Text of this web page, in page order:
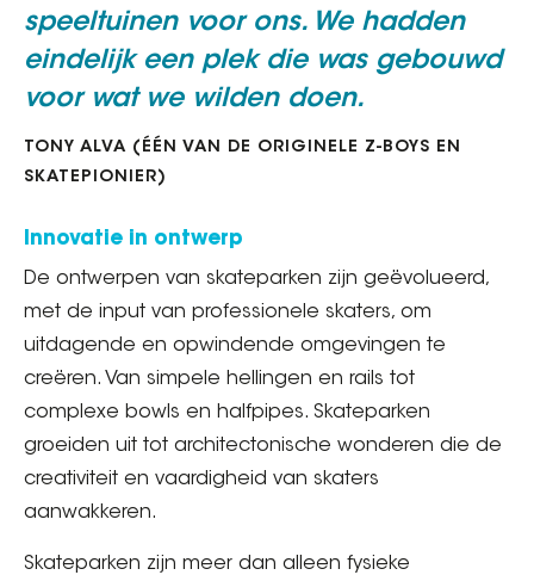
speeltuinen voor ons. We hadden
eindelijk een plek die was gebouwd
voor wat we wilden doen.
TONY ALVA (ÉÉN VAN DE ORIGINELE Z-BOYS EN
SKATEPIONIER)
Innovatie in ontwerp
De ontwerpen van skateparken zijn geëvolueerd,
met de input van professionele skaters, om
uitdagende en opwindende omgevingen te
creëren. Van simpele hellingen en rails tot
complexe bowls en halfpipes. Skateparken
groeiden uit tot architectonische wonderen die de
creativiteit en vaardigheid van skaters
aanwakkeren.
Skateparken zijn meer dan alleen fysieke